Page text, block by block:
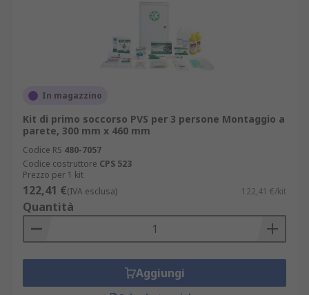
In magazzino
Kit di primo soccorso PVS per 3 persone Montaggio a
parete, 300 mm x 460 mm
Codice RS 480-7057
Codice costruttore CPS 523
Prezzo per 1 kit
122,41 €(IVA esclusa) 122,41 €/kit
Quantità
Aggiungi